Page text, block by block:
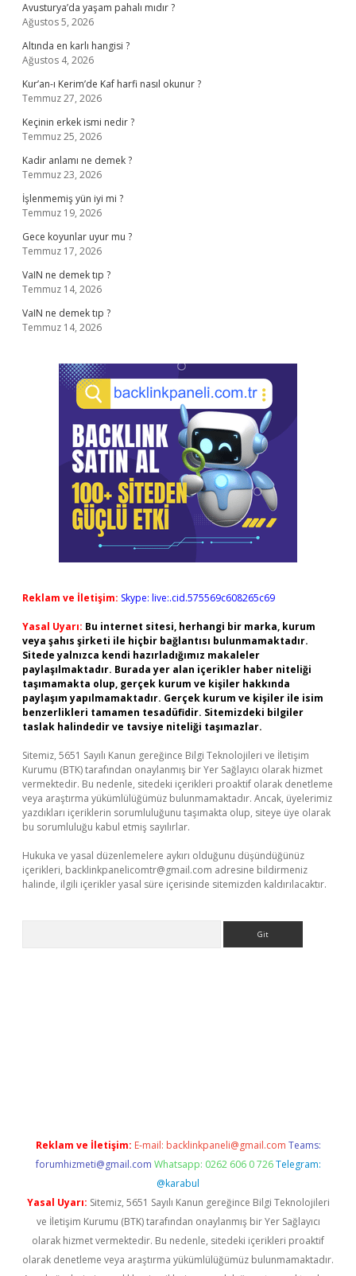
Avusturya’da yaşam pahalı mıdır ?
Ağustos 5, 2026
Altında en karlı hangisi ?
Ağustos 4, 2026
Kur’an-ı Kerim’de Kaf harfi nasıl okunur ?
Temmuz 27, 2026
Keçinin erkek ismi nedir ?
Temmuz 25, 2026
Kadir anlamı ne demek ?
Temmuz 23, 2026
İşlenmemiş yün iyi mi ?
Temmuz 19, 2026
Gece koyunlar uyur mu ?
Temmuz 17, 2026
VaIN ne demek tıp ?
Temmuz 14, 2026
VaIN ne demek tıp ?
Temmuz 14, 2026
Reklam ve İletişim: Skype: live:.cid.575569c608265c69
Yasal Uyarı: Bu internet sitesi, herhangi bir marka, kurum
veya şahıs şirketi ile hiçbir bağlantısı bulunmamaktadır.
Sitede yalnızca kendi hazırladığımız makaleler
paylaşılmaktadır. Burada yer alan içerikler haber niteliği
taşımamakta olup, gerçek kurum ve kişiler hakkında
paylaşım yapılmamaktadır. Gerçek kurum ve kişiler ile isim
benzerlikleri tamamen tesadüfidir. Sitemizdeki bilgiler
taslak halindedir ve tavsiye niteliği taşımazlar.
Sitemiz, 5651 Sayılı Kanun gereğince Bilgi Teknolojileri ve İletişim
Kurumu (BTK) tarafından onaylanmış bir Yer Sağlayıcı olarak hizmet
vermektedir. Bu nedenle, sitedeki içerikleri proaktif olarak denetleme
veya araştırma yükümlülüğümüz bulunmamaktadır. Ancak, üyelerimiz
yazdıkları içeriklerin sorumluluğunu taşımakta olup, siteye üye olarak
bu sorumluluğu kabul etmiş sayılırlar.
Hukuka ve yasal düzenlemelere aykırı olduğunu düşündüğünüz
içerikleri, backlinkpanelicomtr@gmail.com adresine bildirmeniz
halinde, ilgili içerikler yasal süre içerisinde sitemizden kaldırılacaktır.
Reklam ve İletişim: E-mail: backlinkpaneli@gmail.com Teams:
forumhizmeti@gmail.com Whatsapp: 0262 606 0 726 Telegram:
@karabul
Yasal Uyarı: Sitemiz, 5651 Sayılı Kanun gereğince Bilgi Teknolojileri
ve İletişim Kurumu (BTK) tarafından onaylanmış bir Yer Sağlayıcı
olarak hizmet vermektedir. Bu nedenle, sitedeki içerikleri proaktif
olarak denetleme veya araştırma yükümlülüğümüz bulunmamaktadır.